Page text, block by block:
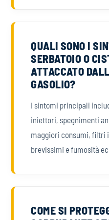
QUALI SONO I
SERBATOIO O
ATTACCATO
GASOLIO?
I sintomi principali
iniettori, spegnimenti
maggiori consumi, filtri
brevissimi e fumosità
COME SI